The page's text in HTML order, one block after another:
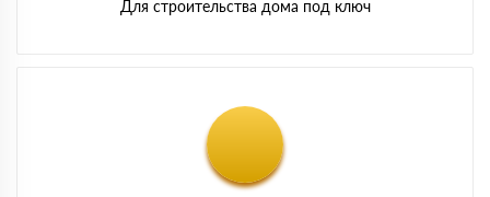
Для строительства дома под ключ